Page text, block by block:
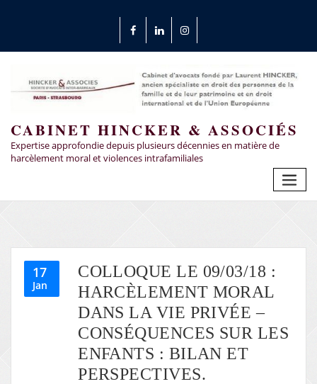
CABINET HINCKER & ASSOCIÉS
Expertise approfondie depuis plusieurs décennies en matière de
harcèlement moral et violences intrafamiliales
17
Jan
COLLOQUE LE 09/03/18 :
HARCÈLEMENT MORAL
DANS LA VIE PRIVÉE –
CONSÉQUENCES SUR LES
ENFANTS : BILAN ET
PERSPECTIVES.